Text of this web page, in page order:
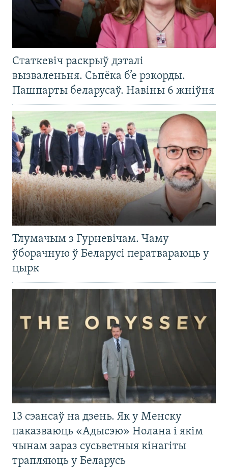
Статкевіч раскрыў дэталі
вызваленьня. Сьпёка б’е рэкорды.
Пашпарты беларусаў. Навіны 6 жніўня
Тлумачым з Гурневічам. Чаму
ўборачную ў Беларусі ператвараюць у
цырк
13 сэансаў на дзень. Як у Менску
паказваюць «Адысэю» Нолана і якім
чынам зараз сусьветныя кінагіты
трапляюць у Беларусь